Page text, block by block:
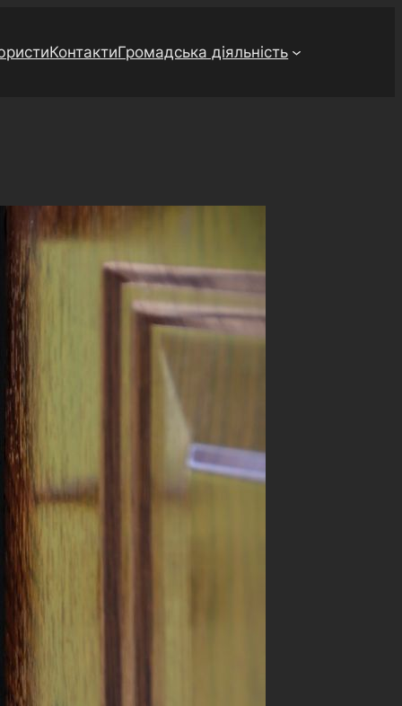
КонтактиГромадська діяльність